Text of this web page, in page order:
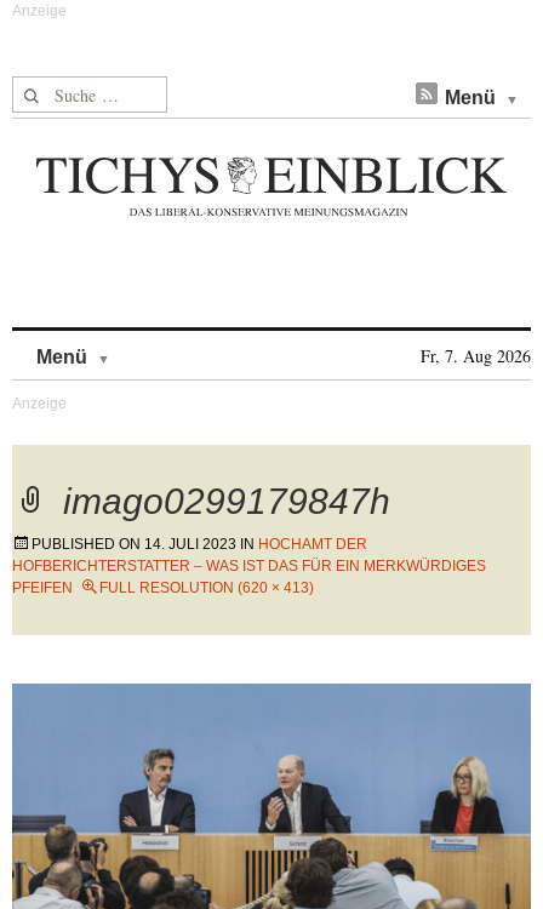
Suche nach: Menü
Menü Fr, 7. Aug 2026
imago0299179847h
PUBLISHED ON 14. JULI 2023 IN HOCHAMT DER
HOFBERICHTERSTATTER – WAS IST DAS FÜR EIN MERKWÜRDIGES
PFEIFEN
FULL RESOLUTION (620 × 413)